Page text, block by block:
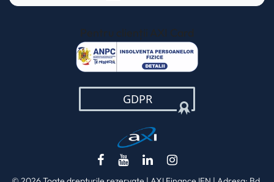
Pentru clienții AXI Card
(opens in a new
(opens in a new tab)
(opens in a new tab)
(opens in a new tab)
(opens in a new